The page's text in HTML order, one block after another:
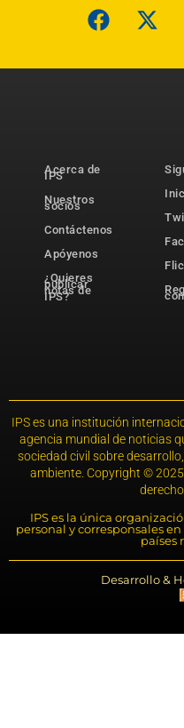
Acerca de
IPS
Nuestros
socios
Contáctenos
Apóyenos
¿Quieres
publicar
notas de
IPS?
IPS es una institución
agencia mundial de noticias
sociedad civil sobre
ambiente. Copyright ©
IPS es la única
personal y corresponsales
países
Desarrollo &